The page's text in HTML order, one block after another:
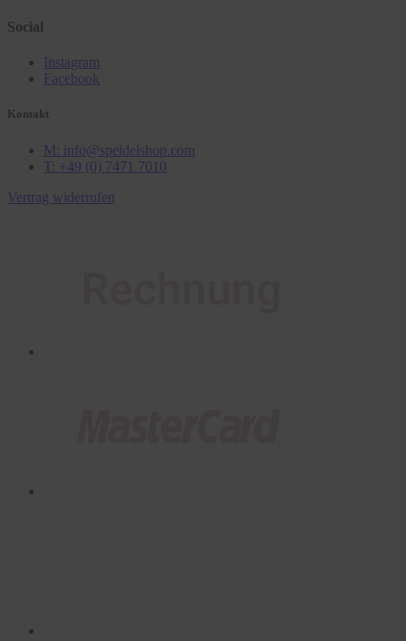
Social
Instagram
Facebook
Kontakt
M: info@speidelshop.com
T: +49 (0) 7471 7010
Vertrag widerrufen